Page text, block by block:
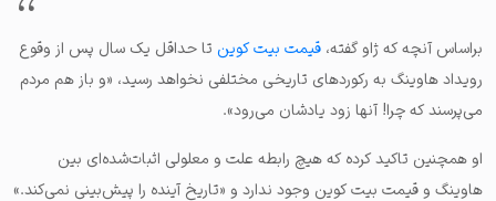
براساس آنچه که ژاو گفته، قیمت بیت‌ کوین تا حداقل یک سال پس از وقوع
رویداد هاوینگ به رکوردهای تاریخی مختلفی نخواهد رسید، «و باز هم مردم
می‌پرسند که چرا! آنها زود یادشان می‌رود».
او همچنین تاکید کرده که هیچ رابطه علت و معلولی اثبات‌شده‌ای بین
هاوینگ و قیمت بیت‌ کوین وجود ندارد و «تاریخ آینده را پیش‌بینی نمی‌کند.»